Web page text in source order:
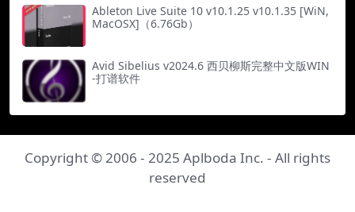
Ableton Live Suite 10 v10.1.25 v10.1.35 [WiN,
MacOSX]（6.76Gb）
Avid Sibelius v2024.6 西贝柳斯完整中文版WIN
-打谱软件
Copyright © 2006 - 2025 Aplboda Inc. - All rights
reserved